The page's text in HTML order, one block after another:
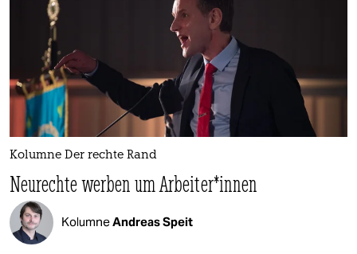
Kolumne Der rechte Rand
Neurechte werben um Arbeiter*innen
KolumneAndreas Speit